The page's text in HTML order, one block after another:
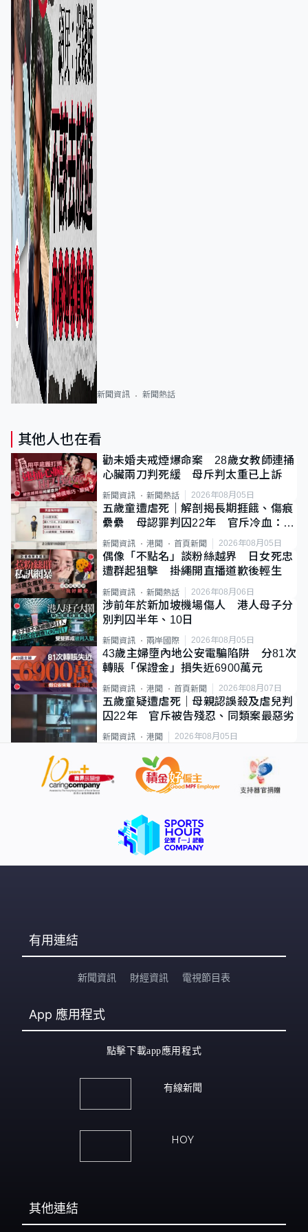
新聞資訊 新聞熱話
其他人也在看
勸未婚夫戒煙爆命案 28歲女教師連捅
心臟兩刀判死緩 母斥判太重已上訴
新聞資訊 新聞熱話 2026年08月05日
五歲童遭虐死｜解剖揭長期捱餓、傷痕
纍纍 母認罪判囚22年 官斥冷血：同
類案最惡劣
新聞資訊 港聞 首頁新聞 2026年08月05日
偶像「不點名」談粉絲越界 日女死忠
遭群起狙擊 掛繩開直播道歉後輕生
新聞資訊 新聞熱話 2026年08月06日
涉前年於新加坡機場傷人 港人母子分
別判囚半年、10日
新聞資訊 兩岸國際 2026年08月05日
43歲主婦墮內地公安電騙陷阱 分81次
轉賬「保證金」損失近6900萬元
新聞資訊 港聞 首頁新聞 2026年08月07日
五歲童疑遭虐死｜母親認誤殺及虐兒判
囚22年 官斥被告殘忍、同類案最惡劣
新聞資訊 港聞 2026年08月05日
有用連結
新聞資訊 財經資訊 電視節目表
App 應用程式
點擊下載app應用程式
有線新聞
HOY
其他連結